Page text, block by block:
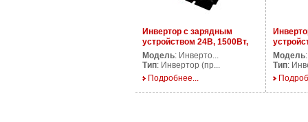
Инвертор с зарядным
устройством 24В, 1500Вт,
AP CPS1500/24V
Модель: Инверто...
Тип: Инвертор (пр...
Подробнее...
AP
Модель
Тип: